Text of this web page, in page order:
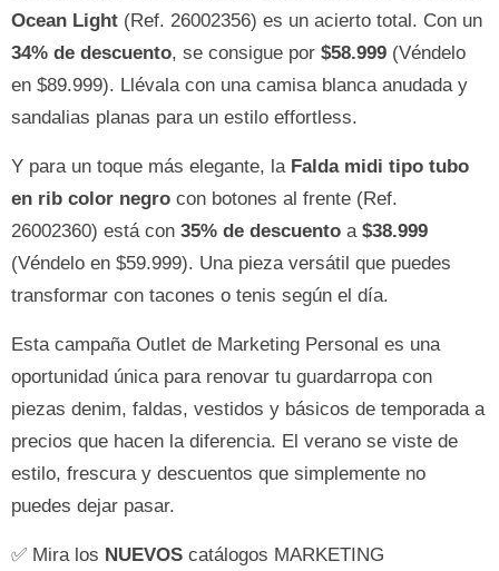
Ocean Light (Ref. 26002356) es un acierto total. Con un
34% de descuento, se consigue por $58.999 (Véndelo
en $89.999). Llévala con una camisa blanca anudada y
sandalias planas para un estilo effortless.
Y para un toque más elegante, la Falda midi tipo tubo
en rib color negro con botones al frente (Ref.
26002360) está con 35% de descuento a $38.999
(Véndelo en $59.999). Una pieza versátil que puedes
transformar con tacones o tenis según el día.
Esta campaña Outlet de Marketing Personal es una
oportunidad única para renovar tu guardarropa con
piezas denim, faldas, vestidos y básicos de temporada a
precios que hacen la diferencia. El verano se viste de
estilo, frescura y descuentos que simplemente no
puedes dejar pasar.
✅ Mira los NUEVOS catálogos MARKETING